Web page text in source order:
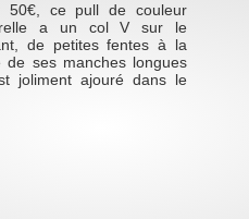
50€, ce pull de couleur
a un col V sur le
de petites fentes à la
de ses manches longues
joliment ajouré dans le